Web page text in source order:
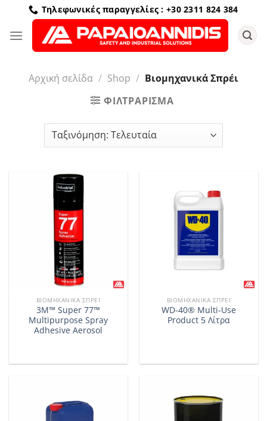
Μετάβαση
περιεχόμενο
Τηλεφωνικές παραγγελίες : +30 2311 824 384
Αρχική σελίδα / Shop / Βιομηχανικά Σπρέι
ΦΙΛΤΡΆΡΙΣΜΑ
ΒΙΟΜΗΧΑΝΙΚΆ ΣΠΡΈΙ
3M™ Super 77™
Multipurpose Spray
Adhesive Aerosol
ΒΙΟΜΗΧΑΝΙΚΆ ΣΠΡΈΙ
WD-40® Multi-Use
Product 5 Λίτρα